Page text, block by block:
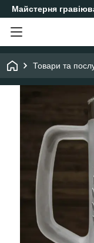
Майстерня
Товари та